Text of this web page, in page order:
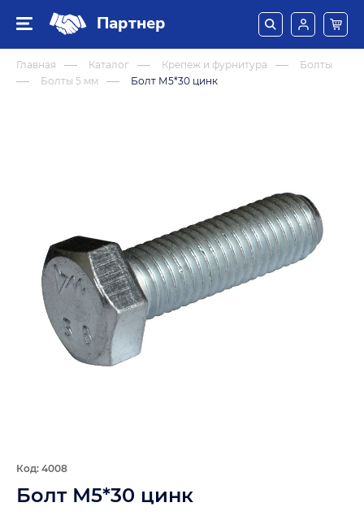
Партнер
Главная Каталог Крепеж и фурнитура
Болты
Болты 5 мм
Болт М5*30 цинк
Код: 4008
Болт М5*30 цинк